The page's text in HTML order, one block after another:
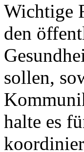
Wichtige
den
sollen,
halte es